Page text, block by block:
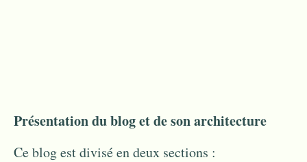
Présentation du blog et de son architecture
Ce blog est divisé en deux sections :